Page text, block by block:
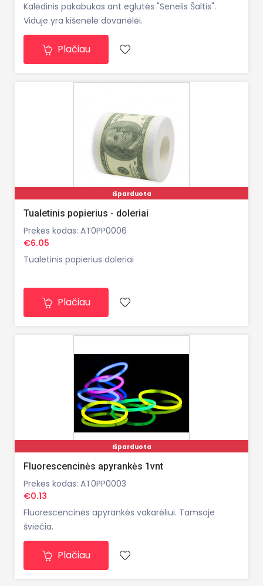
Kalėdinis pakabukas ant eglutės "Senelis Šaltis".
Viduje yra kišenėlė dovanėlėi.
Plačiau
Išparduota
Tualetinis popierius - doleriai
Prekės kodas: AT0PP0006
€6.05
Tualetinis popierius doleriai
Plačiau
Išparduota
Fluorescencinės apyrankės 1vnt
Prekės kodas: AT0PP0003
€0.13
Fluorescencinės apyrankės vakarėliui. Tamsoje
šviečia.
Plačiau